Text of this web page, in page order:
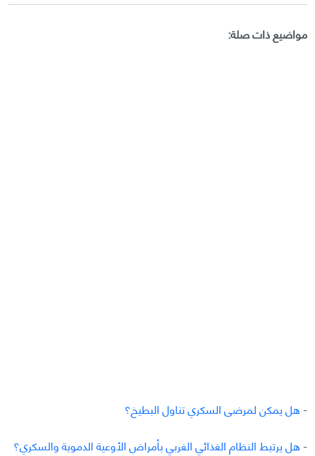
مواضيع ذات صلة:
-هل يمكن لمرضى السكري تناول البطيخ؟
-هل يرتبط النظام الغذائي الغربي بأمراض الأوعية الدموية والسكري؟